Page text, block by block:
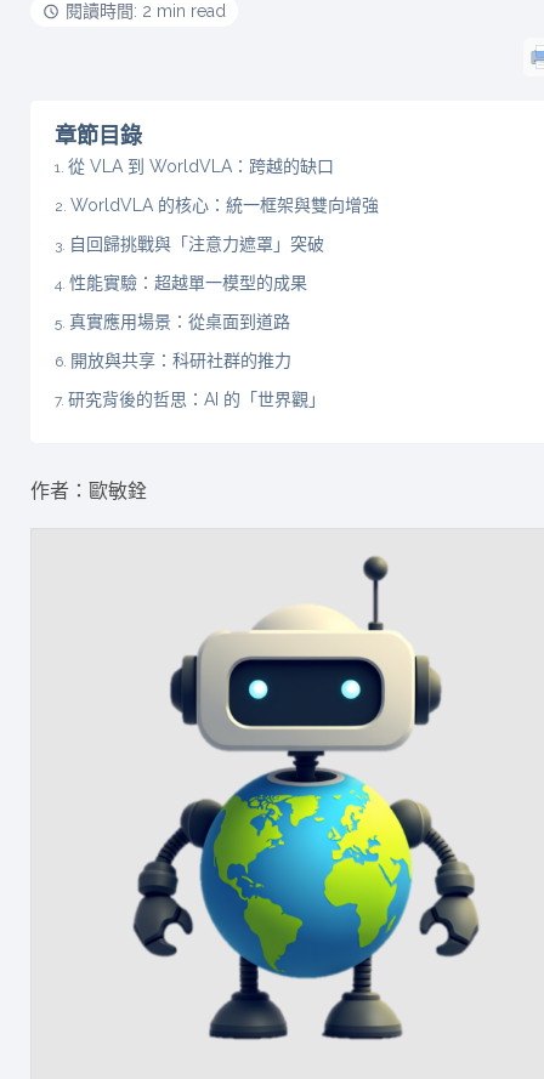
閱讀時間: 2 min read
章節目錄
從 VLA 到 WorldVLA：跨越的缺口
WorldVLA 的核心：統一框架與雙向增強
自回歸挑戰與「注意力遮罩」突破
性能實驗：超越單一模型的成果
真實應用場景：從桌面到道路
開放與共享：科研社群的推力
研究背後的哲思：AI 的「世界觀」
作者：歐敏銓